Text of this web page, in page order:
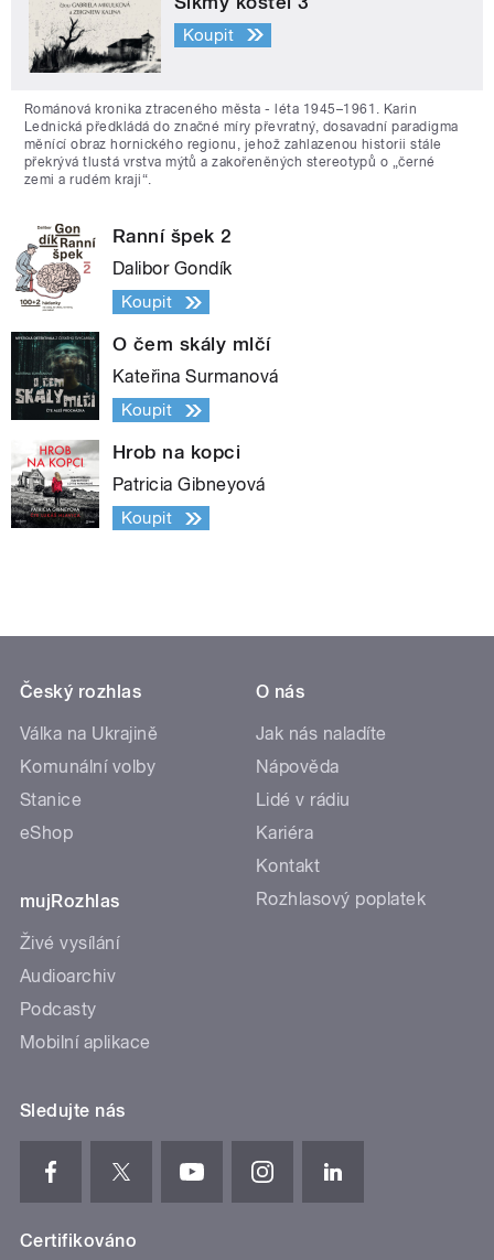
Koupit
Románová kronika ztraceného města - léta 1945–1961. Karin
Lednická předkládá do značné míry převratný, dosavadní paradigma
měnící obraz hornického regionu, jehož zahlazenou historii stále
překrývá tlustá vrstva mýtů a zakořeněných stereotypů o „černé
zemi a rudém kraji“.
Ranní špek 2
Dalibor Gondík
Koupit
O čem skály mlčí
Kateřina Surmanová
Koupit
Hrob na kopci
Patricia Gibneyová
Koupit
Český rozhlas
Válka na Ukrajině
Komunální volby
Stanice
eShop
mujRozhlas
Živé vysílání
Audioarchiv
Podcasty
Mobilní aplikace
O nás
Jak nás naladíte
Nápověda
Lidé v rádiu
Kariéra
Kontakt
Rozhlasový poplatek
Sledujte nás
Certifikováno